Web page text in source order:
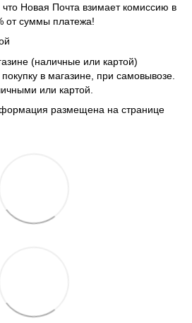
Новая Почта взимает комиссию в
от суммы платежа!
(наличные или картой)
в магазине, при самовывозе.
или картой.
размещена на странице